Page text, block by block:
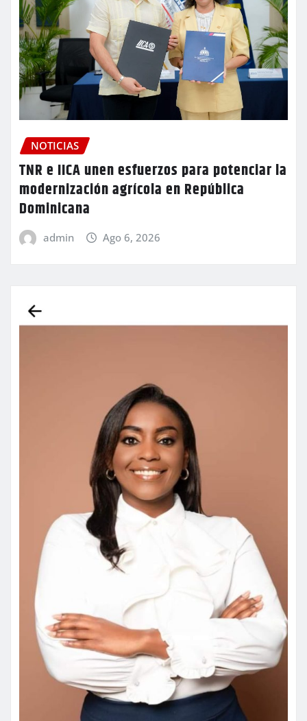
NOTICIAS
TNR e IICA unen esfuerzos para potenciar la
modernización agrícola en República
Dominicana
admin Ago 6, 2026